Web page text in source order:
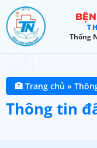
Thống
🏥 Trang chủ »
Thông tin